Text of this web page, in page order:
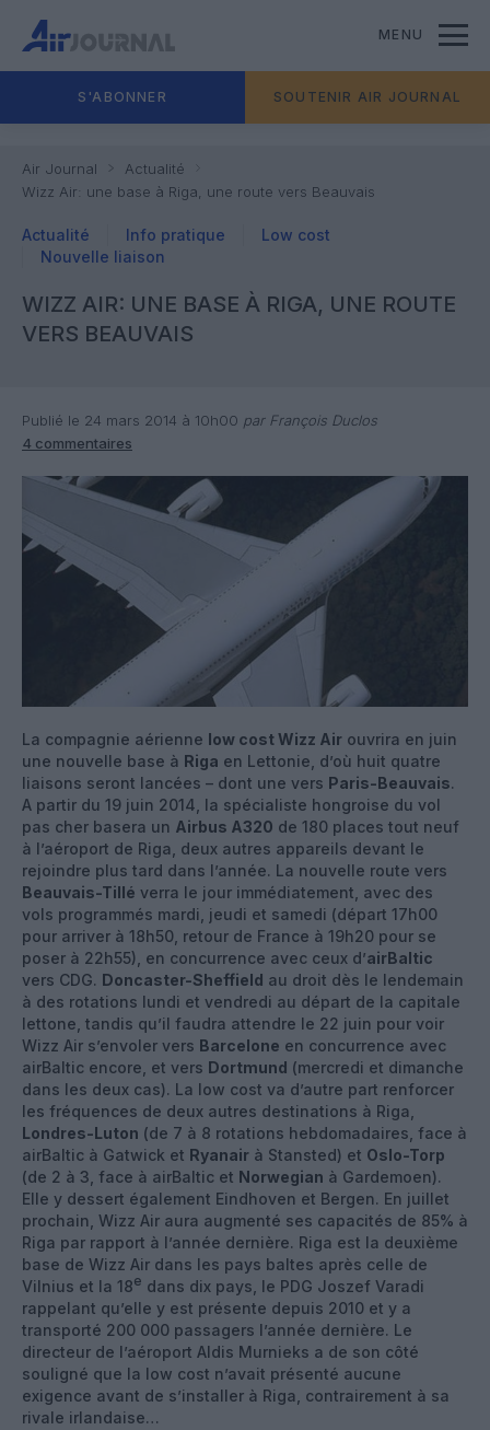
MENU
S'ABONNER SOUTENIR AIR JOURNAL
Air Journal
Actualité
Wizz Air: une base à Riga, une route vers Beauvais
Actualité Info pratique
Low cost
Nouvelle liaison
WIZZ AIR: UNE BASE À RIGA, UNE ROUTE
VERS BEAUVAIS
Publié le 24 mars 2014 à 10h00 par François Duclos
4 commentaires
La compagnie aérienne low cost Wizz Air ouvrira en juin
une nouvelle base à Riga en Lettonie, d’où huit quatre
liaisons seront lancées – dont une vers Paris-Beauvais.
A partir du 19 juin 2014, la spécialiste hongroise du vol
pas cher basera un Airbus A320 de 180 places tout neuf
à l’aéroport de Riga, deux autres appareils devant le
rejoindre plus tard dans l’année. La nouvelle route vers
Beauvais-Tillé verra le jour immédiatement, avec des
vols programmés mardi, jeudi et samedi (départ 17h00
pour arriver à 18h50, retour de France à 19h20 pour se
poser à 22h55), en concurrence avec ceux d’airBaltic
vers CDG. Doncaster-Sheffield au droit dès le lendemain
à des rotations lundi et vendredi au départ de la capitale
lettone, tandis qu’il faudra attendre le 22 juin pour voir
Wizz Air s’envoler vers Barcelone en concurrence avec
airBaltic encore, et vers Dortmund (mercredi et dimanche
dans les deux cas). La low cost va d’autre part renforcer
les fréquences de deux autres destinations à Riga,
Londres-Luton (de 7 à 8 rotations hebdomadaires, face à
airBaltic à Gatwick et Ryanair à Stansted) et Oslo-Torp
(de 2 à 3, face à airBaltic et Norwegian à Gardemoen).
Elle y dessert également Eindhoven et Bergen. En juillet
prochain, Wizz Air aura augmenté ses capacités de 85% à
Riga par rapport à l’année dernière. Riga est la deuxième
base de Wizz Air dans les pays baltes après celle de
Vilnius et la 18e dans dix pays, le PDG Joszef Varadi
rappelant qu’elle y est présente depuis 2010 et y a
transporté 200 000 passagers l’année dernière. Le
directeur de l’aéroport Aldis Murnieks a de son côté
souligné que la low cost n’avait présenté aucune
exigence avant de s’installer à Riga, contrairement à sa
rivale irlandaise…